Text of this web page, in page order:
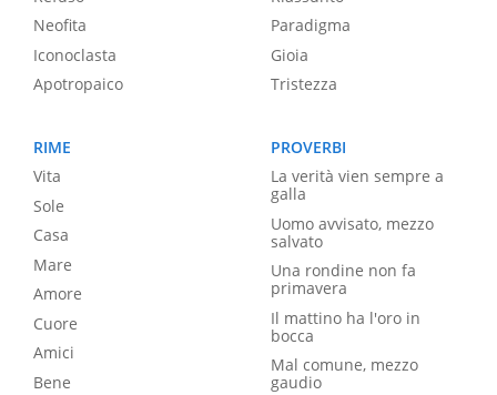
Neofita
Iconoclasta
Apotropaico
Paradigma
Gioia
Tristezza
RIME
Vita
Sole
Casa
Mare
Amore
Cuore
Amici
Bene
PROVERBI
La verità vien sempre a
galla
Uomo avvisato, mezzo
salvato
Una rondine non fa
primavera
Il mattino ha l'oro in
bocca
Mal comune, mezzo
gaudio